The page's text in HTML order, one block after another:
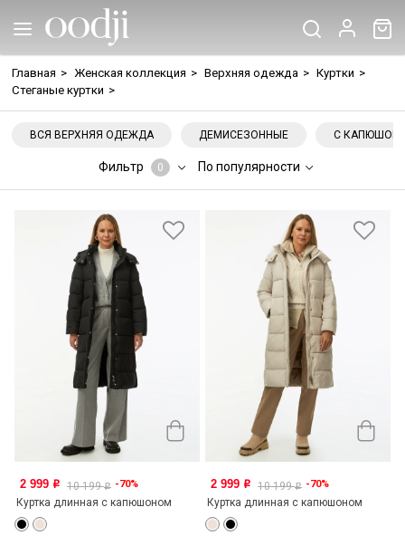
Главная > Женская коллекция > Верхняя одежда > Куртки >
Стеганые куртки >
ВСЯ ВЕРХНЯЯ ОДЕЖДА ДЕМИСЕЗОННЫЕ С
Фильтр 0 По популярности
2 999 o 10 199o -70%
Куртка длинная с капюшоном
2 999 o 10 199o -70%
Куртка длинная с капюшоном